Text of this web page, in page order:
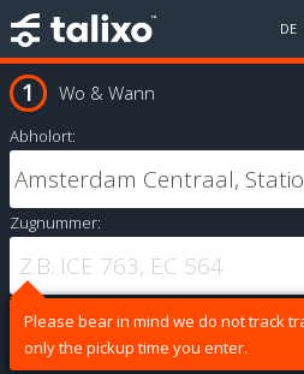
DE
Wo & Wann
Abholort:
Zugnummer:
Please bear in mind we do not track
only the pickup time you enter.